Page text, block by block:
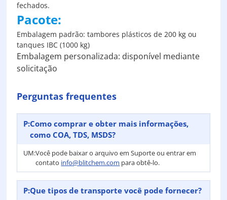
fechados.
Pacote:
Embalagem padrão: tambores plásticos de 200 kg ou
tanques IBC (1000 kg)
Embalagem personalizada: disponível mediante
solicitação
Perguntas frequentes
P:Como comprar e obter mais informações,
como COA, TDS, MSDS?
UM:Você pode baixar o arquivo em Suporte ou entrar em
contato info@blitchem.com para obtê-lo.
P:Que tipos de transporte você pode fornecer?